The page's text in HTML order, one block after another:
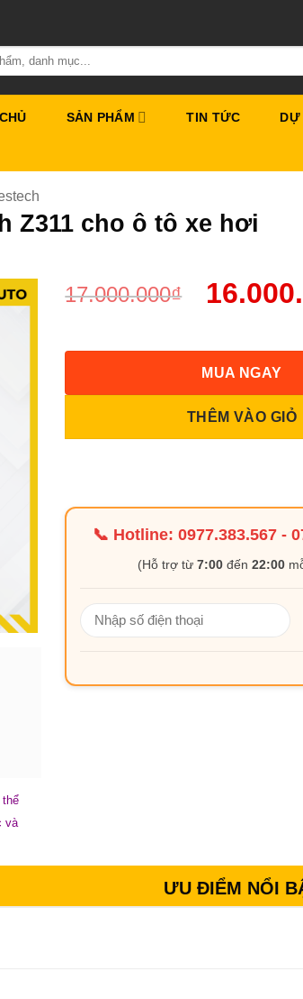
SẢN PHẨM TIN TỨC DỰ
Z311 cho ô tô xe hơi
thể
và
17.000.000₫
THÊM VÀO GIỎ
MUA NGAY
📞 Hotline:0977.383.567 -
(Hỗ trợ từ7:00 đến22:00
ƯU ĐIỂM NỔI